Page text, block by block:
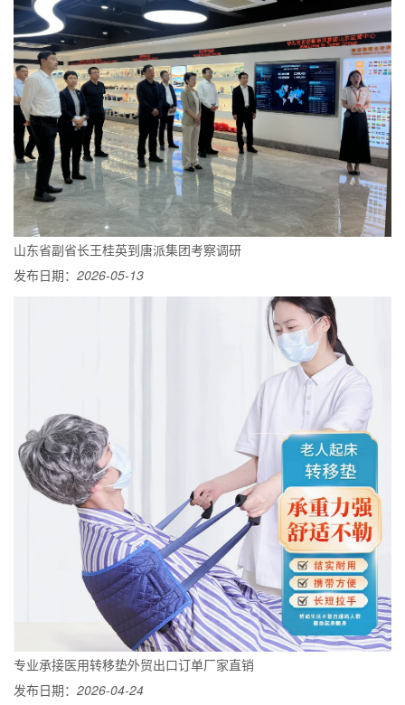
山东省副省长王桂英到唐派集团考察调研
发布日期： 2026-05-13
专业承接医用转移垫外贸出口订单厂家直销
发布日期： 2026-04-24